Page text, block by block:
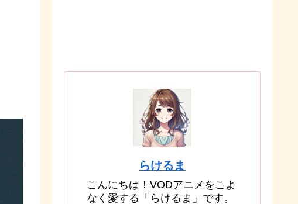
らけるま
こんにちは！VODアニメをこよ
なく愛する「らけるま」です。